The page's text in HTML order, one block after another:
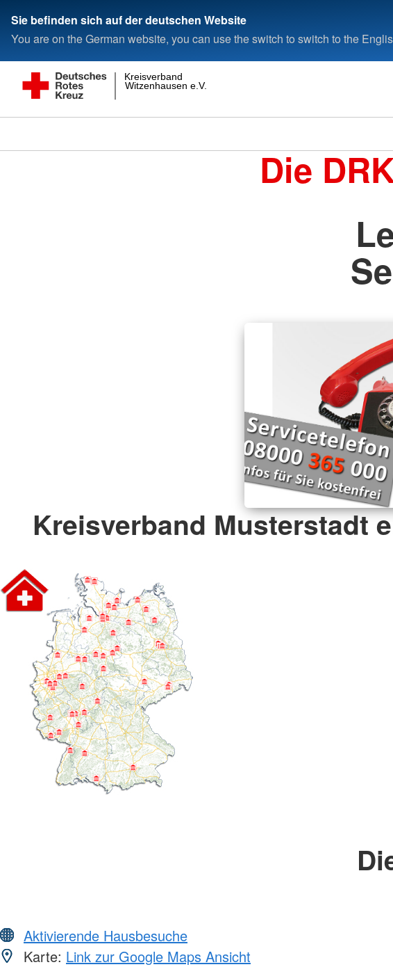
Sie befinden sich auf der deutschen Website
You are on the German website, you can use the switch to switch to the
Witzenhausen e.V.
Kreisverband
Die
Kreisverband Musterstadt
Aktivierende Hausbesuche
Karte: Link zur Google Maps Ansicht